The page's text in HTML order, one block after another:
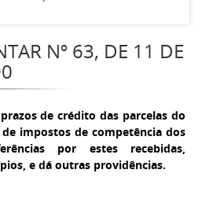
Nº 63, DE 11 DE
de crédito das parcelas do
impostos de competência dos
por estes recebidas,
e dá outras providências.